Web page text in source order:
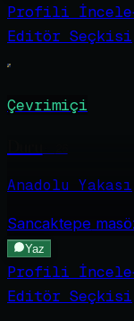
Profili İncele
Editör Seçkisi
Çevrimiçi
Anadolu Yakası
Sancaktepe
Yaz
Profili İncele
Editör Seçkisi